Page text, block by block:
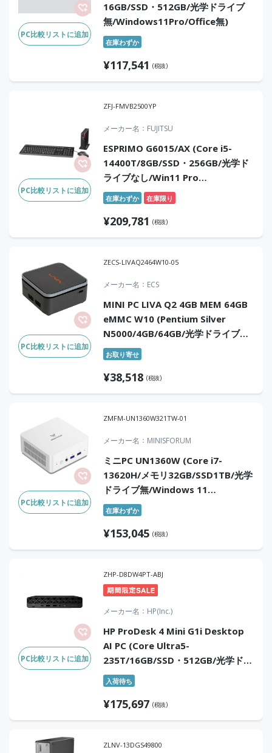
PC比較リストに追加
16GB/SSD・512GB/光学ドライブ
無/Windows11Pro/Office無)
在庫わずか
¥117,541 (税抜)
PC比較リストに追加
ZFJ-FMVB2500YP
メーカー名 FUJITSU
ESPRIMO G6015/AX (Core i5-
14400T/8GB/SSD・256GB/光学ド
ライブなし/Win11 Pro
64bit/Office Home & Business
2024)
在庫わずか 在庫限り
¥209,781 (税抜)
PC比較リストに追加
ZECS-LIVAQ2464W10-05
メーカー名 ECS
MINI PC LIVA Q2 4GB MEM 64GB
eMMC W10 (Pentium Silver
N5000/4GB/64GB/光学ドライブな
し/Win10S)
お取り寄せ
¥38,518 (税抜)
PC比較リストに追加
ZMFM-UN1360W321TW-01
メーカー名 MINISFORUM
ミニPC UN1360W (Core i7-
13620H/メモリ32GB/SSD1TB/光学
ドライブ無/Windows 11
Pro/Office無)
在庫わずか
¥153,045 (税抜)
PC比較リストに追加
ZHP-D8DW4PT-ABJ
メーカー名 HP(Inc.)
HP ProDesk 4 Mini G1i Desktop
AI PC (Core Ultra5-
235T/16GB/SSD・512GB/光学ドラ
イブなし/Win11Pro/Office無)
入荷待ち
¥175,697 (税抜)
ZLNV-13DGS49800